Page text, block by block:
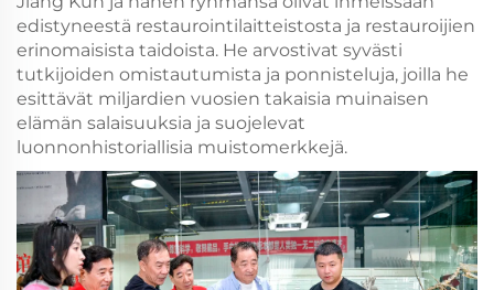
edistyneestä restaurointilaitteistosta ja restauroijien
erinomaisista taidoista. He arvostivat syvästi
tutkijoiden omistautumista ja ponnisteluja, joilla he
esittävät miljardien vuosien takaisia muinaisen
elämän salaisuuksia ja suojelevat
luonnonhistoriallisia muistomerkkejä.